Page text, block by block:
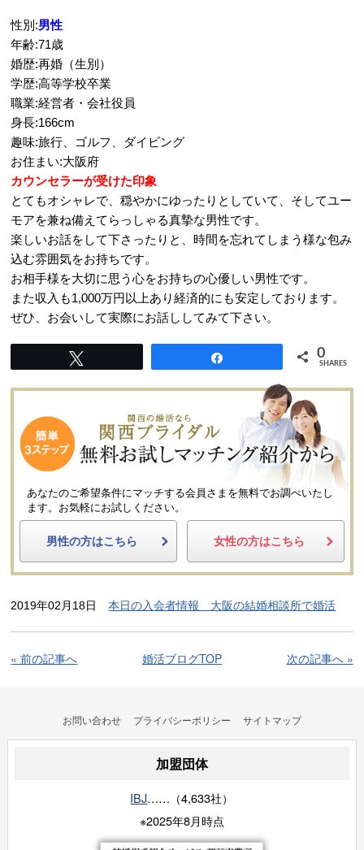
性別:男性
年齢:71歳
婚歴:再婚（生別）
学歴:高等学校卒業
職業:経営者・会社役員
身長:166cm
趣味:旅行、ゴルフ、ダイビング
お住まい:大阪府
カウンセラーが受けた印象
とてもオシャレで、穏やかにゆったりとしていて、そしてユー
モアを兼ね備えてらっしゃる真摯な男性です。
楽しいお話をして下さったりと、時間を忘れてしまう様な包み
込む雰囲気をお持ちです。
お相手様を大切に思う心をお持ちの心優しい男性です。
また収入も1,000万円以上あり経済的にも安定しております。
ぜひ、お会いして実際にお話ししてみて下さい。
0
SHARES
あなたのご希望条件にマッチする会員さまを無料でお調べいたし
ます。
お気軽にお試しください。
男性の方はこちら 女性の方はこちら
2019年02月18日本日の入会者情報 大阪の結婚相談所で婚活
« 前の記事へ 婚活ブログTOP 次の記事へ »
お問い合わせ プライバシーポリシー サイトマップ
加盟団体
IBJ……（4,633社）
※2025年8月時点